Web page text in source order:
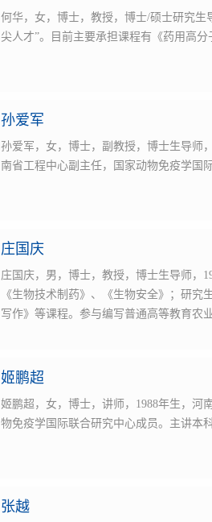
何华，女，博士，教授，博士/硕士研究生
尖人才”。目前主要承担课程有《药用高
孙爱军
孙爱军，女，博士，副教授，博士生导师
南省工程中心副主任，国家动物免疫学国
庄国庆
庄国庆，男，博士，教授，博士生导师，
《生物技术制药》、《生物安全》；研
写作》等课程。参与编写普通高等教育农
姬鹏超
姬鹏超，女，博士，讲师，1988年生，河
物免疫学国际联合研究中心成员。主讲本
张越